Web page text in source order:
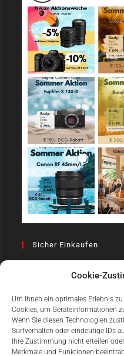
Cookie-
Um Ihnen ein optimales Erlebnis
Cookies, um Geräteinformationen
Wenn Sie diesen Technologien
Surfverhalten oder eindeutige IDs
Ihre Zustimmung nicht erteilen
Merkmale und Funktionen
Sicher Einkaufen
Einfach Online